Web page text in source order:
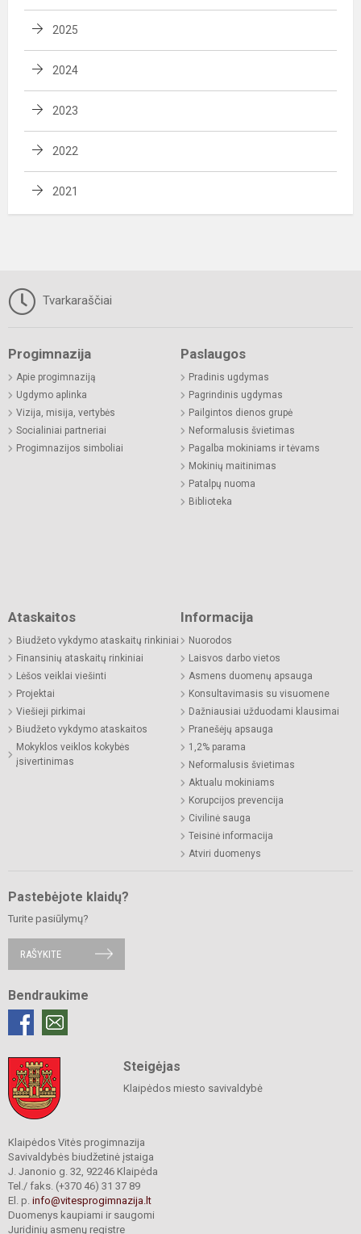
2025
2024
2023
2022
2021
Tvarkaraščiai
Progimnazija
Apie progimnaziją
Ugdymo aplinka
Vizija, misija, vertybės
Socialiniai partneriai
Progimnazijos simboliai
Paslaugos
Pradinis ugdymas
Pagrindinis ugdymas
Pailgintos dienos grupė
Neformalusis švietimas
Pagalba mokiniams ir tėvams
Mokinių maitinimas
Patalpų nuoma
Biblioteka
Ataskaitos
Biudžeto vykdymo ataskaitų rinkiniai
Finansinių ataskaitų rinkiniai
Lėšos veiklai viešinti
Projektai
Viešieji pirkimai
Biudžeto vykdymo ataskaitos
Mokyklos veiklos kokybės
įsivertinimas
Informacija
Nuorodos
Laisvos darbo vietos
Asmens duomenų apsauga
Konsultavimasis su visuomene
Dažniausiai užduodami klausimai
Pranešėjų apsauga
1,2% parama
Neformalusis švietimas
Aktualu mokiniams
Korupcijos prevencija
Civilinė sauga
Teisinė informacija
Atviri duomenys
Pastebėjote klaidų?
Turite pasiūlymų?
RAŠYKITE
Bendraukime
Steigėjas
Klaipėdos miesto savivaldybė
Klaipėdos Vitės progimnazija
Savivaldybės biudžetinė įstaiga
J. Janonio g. 32, 92246 Klaipėda
Tel./ faks. (+370 46) 31 37 89
El. p. info@vitesprogimnazija.lt
Duomenys kaupiami ir saugomi
Juridinių asmenų registre